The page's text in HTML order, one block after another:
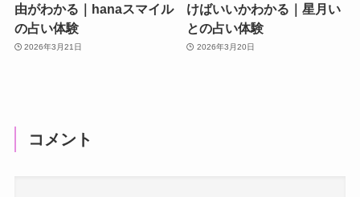
由がわかる｜hanaスマイル
の占い体験
2026年3月21日
けばいいかわかる｜星月い
との占い体験
2026年3月20日
コメント